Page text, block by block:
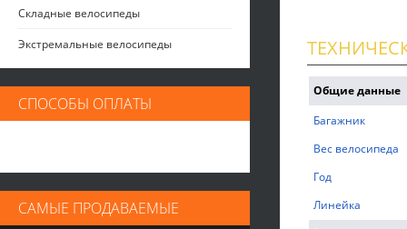
Складные велосипеды
Экстремальные велосипеды
СПОСОБЫ ОПЛАТЫ
САМЫЕ ПРОДАВАЕМЫЕ
Общие данные
Багажник
Вес велосипеда
Год
Линейка